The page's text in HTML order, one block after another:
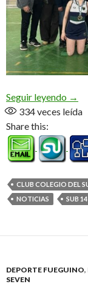
Seguir leyendo →
334veces leída
Share this:
CLUB COLEGIO DEL
NOTICIAS
SUB
DEPORTE FUEGUINO,
SEVEN